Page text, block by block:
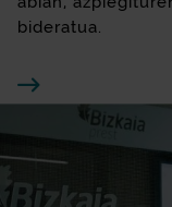
bideratua.